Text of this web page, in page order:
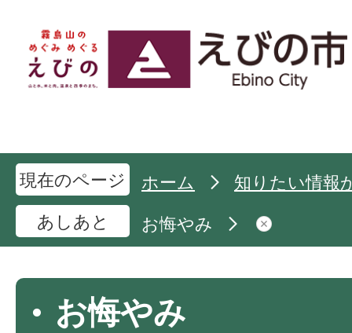
現在のページ ホーム
知りたい情報
あしあと
お悔やみ
お悔やみ